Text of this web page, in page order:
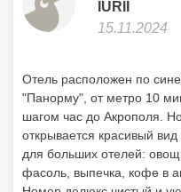
Номер делюкс чистый и
SERGEY
16.05.2015
Платная парковка 15 евро